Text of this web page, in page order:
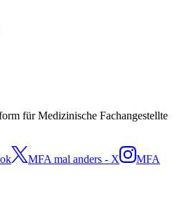
für Medizinische Fachangestellte
MFA mal anders - X
MFA